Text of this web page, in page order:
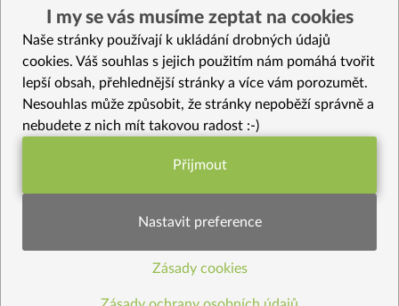
Čokoládové muffiny s mangovým krémem
Meruňky a jablka v citrónovém želé
Vybrané recepty
Ďábelské fazole s červenou rýží
Kimchi Donabe
Pórková polévka s celerem a pohankou
Kapusta s uzeným tofu
Arašídové máslo (buráková pomazánka)
I my se vás musíme zeptat na cookies
Naše stránky používají k ukládání drobných údajů
cookies. Váš souhlas s jejich použitím nám pomáhá tvořit
lepší obsah, přehlednější stránky a více vám porozumět.
Nesouhlas může způsobit, že stránky nepoběží správně a
nebudete z nich mít takovou radost :-)
Funkční nastavení potřebujeme (vždy
Statistiky pro lepší obsah
Přijmout
Nastavit preference
Zásady cookies